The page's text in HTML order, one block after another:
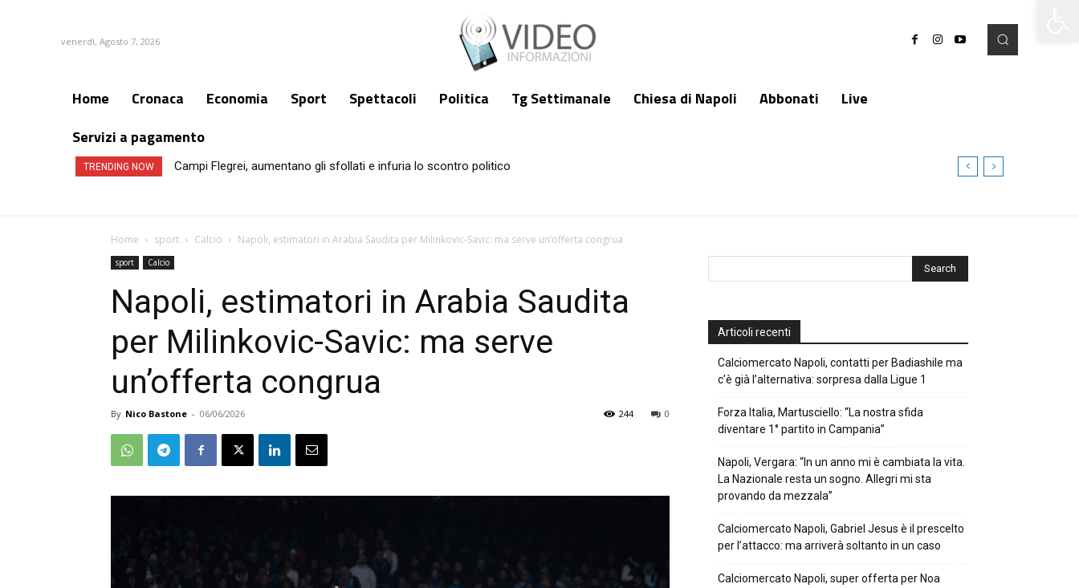
venerdì, Agosto 7, 2026
Home Cronaca Economia Sport Spettacoli Politica Tg Settimanale Chiesa di Napoli Abbonati
Live
Servizi a pagamento
TRENDING NOW Campi Flegrei, aumentano gli sfollati e infuria lo scontro politico
Home sport Calcio Napoli, estimatori in Arabia Saudita per Milinkovic-Savic: ma serve un’offerta congrua
sport Calcio
Napoli, estimatori in Arabia Saudita
per Milinkovic-Savic: ma serve
un’offerta congrua
By Nico Bastone - 06/06/2026 0
244
Articoli recenti
Calciomercato Napoli, contatti per Badiashile ma
c’è già l’alternativa: sorpresa dalla Ligue 1
Forza Italia, Martusciello: “La nostra sfida
diventare 1° partito in Campania”
Napoli, Vergara: “In un anno mi è cambiata la vita.
La Nazionale resta un sogno. Allegri mi sta
provando da mezzala”
Calciomercato Napoli, Gabriel Jesus è il prescelto
per l’attacco: ma arriverà soltanto in un caso
Calciomercato Napoli, super offerta per Noa